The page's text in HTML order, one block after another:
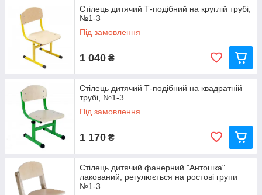
Стілець дитячий Т-подібний на круглій трубі,
№1-3
Під замовлення
1 040 ₴
Стілець дитячий Т-подібний на квадратній
трубі, №1-3
Під замовлення
1 170 ₴
Стілець дитячий фанерний "Антошка"
лакований, регулюється на ростові групи
№1-3